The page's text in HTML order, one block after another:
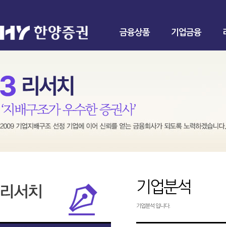
금융상품 기업금융
기업분석
기업분석 입니다.